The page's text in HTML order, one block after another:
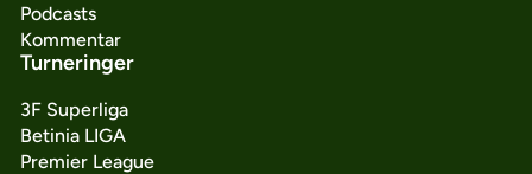
Podcasts
Kommentar
Turneringer
3F Superliga
Betinia LIGA
Premier League